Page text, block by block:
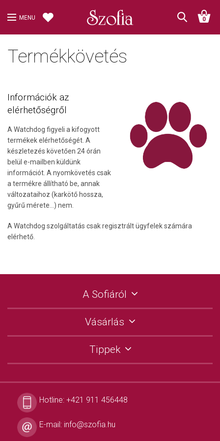
MENU 0
Termékkövetés
Információk az
elérhetőségről
A Watchdog figyeli a kifogyott
termékek elérhetőségét. A
készletezés követően 24 órán
belül e-mailben küldünk
információt. A nyomkövetés csak
a termékre állítható be, annak
változataihoz (karkötő hossza,
gyűrű mérete...) nem.
A Watchdog szolgáltatás csak regisztrált ügyfelek számára
elérhető.
A Sofiáról
Vásárlás
Tippek
Hotline: +421 911 456448
E-mail: info@szofia.hu